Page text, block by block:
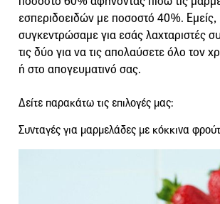
εσπεριδοειδών με ποσοστό 40%. Εμείς,
συγκεντρώσαμε για εσάς λαχταριστές
τις δύο για να τις απολαύσετε όλο τον
ή στο απογευματινό σας.
Δείτε παρακάτω τις επιλογές μας:
Συνταγές για μαρμελάδες με κόκκινα